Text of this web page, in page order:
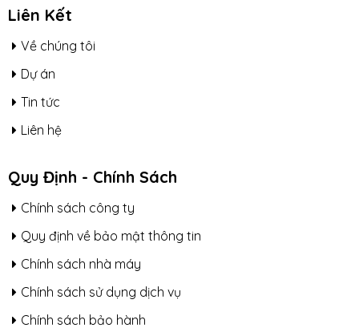
Liên Kết
Về chúng tôi
Dự án
Tin tức
Liên hệ
Quy Định - Chính Sách
Chính sách công ty
Quy định về bảo mật thông tin
Chính sách nhà máy
Chính sách sử dụng dịch vụ
Chính sách bảo hành